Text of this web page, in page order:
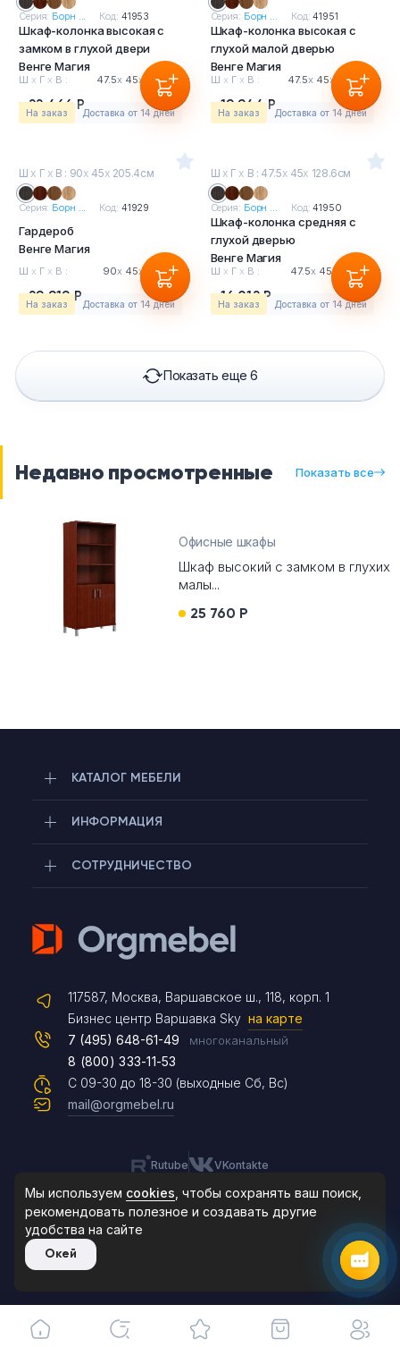
Серия: Борн ... Код: 41953
Шкаф-колонка высокая с
замком в глухой двери
Венге Магия
Ш х Г х В : 47.5х45х 205.4см
22 466 Р
На заказ Доставка от 14 дней
Серия: Борн ... Код:41951
Шкаф-колонка высокая с
глухой малой дверью
Венге Магия
Ш х Г х В : 47.5х 45х 205.4см
19 944 Р
На заказ Доставка от 14 дней
Ш х Г х В : 90х 45х 205.4см
Серия: Борн ... Код: 41929
Гардероб
Венге Магия
Ш х Г х В : 90х45х 205.4см
29 919 Р
На заказ Доставка от 14 дней
Ш х Г х В : 47.5х 45х 128.6см
Серия: Борн ... Код:41950
Шкаф-колонка средняя с
глухой дверью
Венге Магия
Ш х Г х В : 47.5х 45х 128.6см
16 012 Р
На заказ Доставка от 14 дней
Показать еще 6
Недавно просмотренные Показать все
Офисные шкафы
Шкаф высокий с замком в глухих
малы...
25 760 Р
КАТАЛОГ МЕБЕЛИ
ИНФОРМАЦИЯ
СОТРУДНИЧЕСТВО
117587, Москва, Варшавское ш., 118, корп. 1
Бизнес центр Варшавка Sky на карте
С 09-30 до 18-30 (выходные Сб, Вс)
7 (495) 648-61-49 многоканальный
8 (800) 333-11-53
mail@orgmebel.ru
Rutube VKontakte
Продажа офисной мебели.
Все права защищены.
Telegram
Max
Чат на сайте
8 (495) 183-47-87
По будням с 09:30 до 18:30
Мы используем cookies , чтобы сохранять ваш поиск,
рекомендовать полезное и создавать другие
удобства на сайте
Окей